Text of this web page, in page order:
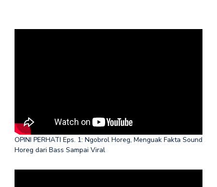
OPINI PERHATI Eps. 1: Ngobrol Horeg, Menguak Fakta Sound
Horeg dari Bass Sampai Viral